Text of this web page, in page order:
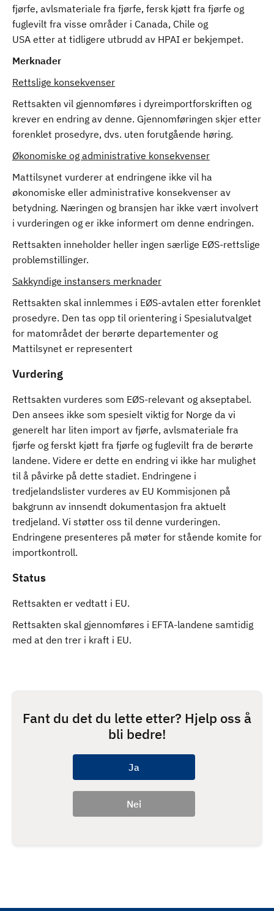
fjørfe, avlsmateriale fra fjørfe, fersk kjøtt fra fjørfe og
fuglevilt fra visse områder i Canada, Chile og
USA etter at tidligere utbrudd av HPAI er bekjempet.
Merknader
Rettslige konsekvenser
Rettsakten vil gjennomføres i dyreimportforskriften og
krever en endring av denne. Gjennomføringen skjer etter
forenklet prosedyre, dvs. uten forutgående høring.
Økonomiske og administrative konsekvenser
Mattilsynet vurderer at endringene ikke vil ha
økonomiske eller administrative konsekvenser av
betydning. Næringen og bransjen har ikke vært involvert
i vurderingen og er ikke informert om denne endringen.
Rettsakten inneholder heller ingen særlige EØS-rettslige
problemstillinger.
Sakkyndige instansers merknader
Rettsakten skal innlemmes i EØS-avtalen etter forenklet
prosedyre. Den tas opp til orientering i Spesialutvalget
for matområdet der berørte departementer og
Mattilsynet er representert
Vurdering
Rettsakten vurderes som EØS-relevant og akseptabel.
Den ansees ikke som spesielt viktig for Norge da vi
generelt har liten import av fjørfe, avlsmateriale fra
fjørfe og ferskt kjøtt fra fjørfe og fuglevilt fra de berørte
landene. Videre er dette en endring vi ikke har mulighet
til å påvirke på dette stadiet. Endringene i
tredjelandslister vurderes av EU Kommisjonen på
bakgrunn av innsendt dokumentasjon fra aktuelt
tredjeland. Vi støtter oss til denne vurderingen.
Endringene presenteres på møter for stående komite for
importkontroll.
Status
Rettsakten er vedtatt i EU.
Rettsakten skal gjennomføres i EFTA-landene samtidig
med at den trer i kraft i EU.
Fant du det du lette etter? Hjelp oss å
bli bedre!